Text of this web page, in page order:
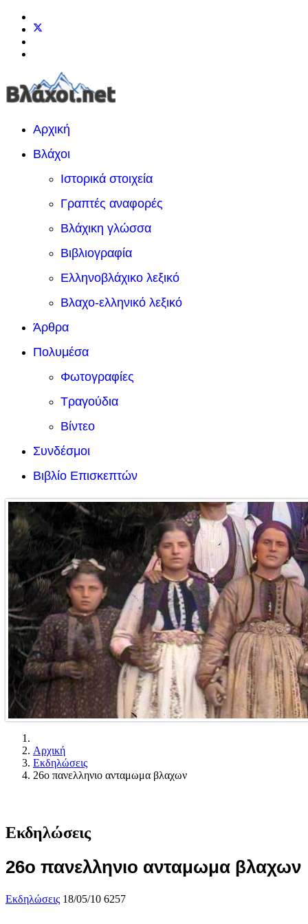
Αρχική
Βλάχοι
Ιστορικά στοιχεία
Γραπτές αναφορές
Βλάχικη γλώσσα
Βιβλιογραφία
Ελληνοβλάχικο λεξικό
Βλαχο-ελληνικό λεξικό
Άρθρα
Πολυμέσα
Φωτογραφίες
Τραγούδια
Βίντεο
Συνδέσμοι
Βιβλίο Επισκεπτών
Αρχική
Εκδηλώσεις
26ο πανελληνιο ανταμωμα βλαχων
Εκδηλώσεις
26ο πανελληνιο ανταμωμα βλαχων
Εκδηλώσεις 18/05/10 6257